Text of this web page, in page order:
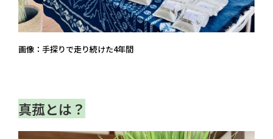
画像：手探りで走り続けた4年間
真菰とは？